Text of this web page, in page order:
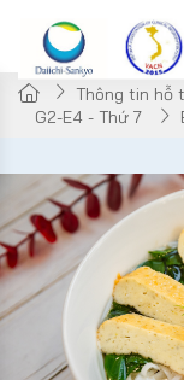
Thông tin hỗ
G2-E4 - Thứ 7